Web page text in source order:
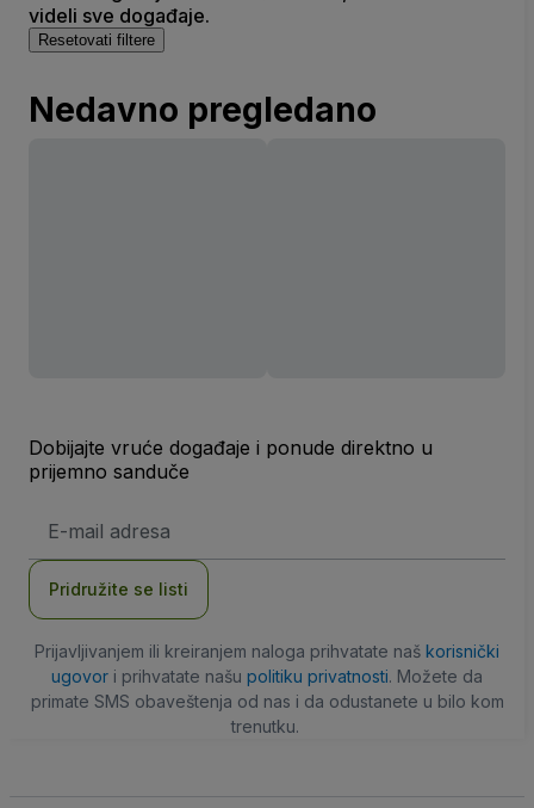
videli sve događaje.
Resetovati filtere
Nedavno pregledano
Dobijajte vruće događaje i ponude direktno u
prijemno sanduče
mail
Pridružite se listi
Prijavljivanjem ili kreiranjem naloga prihvatate naš korisnički
ugovor i prihvatate našu politiku privatnosti. Možete da
primate SMS obaveštenja od nas i da odustanete u bilo kom
trenutku.